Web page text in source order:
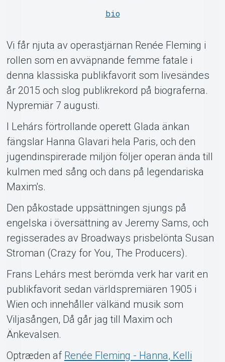
Support
Om Tickster
bio
Vi får njuta av operastjärnan Renée Fleming i
rollen som en avväpnande femme fatale i
denna klassiska publikfavorit som livesändes
år 2015 och slog publikrekord på biograferna.
Nypremiär 7 augusti.
I Lehárs förtrollande operett Glada änkan
fängslar Hanna Glavari hela Paris, och den
jugendinspirerade miljön följer operan ända till
kulmen med sång och dans på legendariska
Maxim's.
Den påkostade uppsättningen sjungs på
engelska i översättning av Jeremy Sams, och
regisserades av Broadways prisbelönta Susan
Stroman (Crazy for You, The Producers).
Frans Lehárs mest berömda verk har varit en
publikfavorit sedan världspremiären 1905 i
Wien och innehåller välkänd musik som
Viljasången, Då går jag till Maxim och
Änkevalsen.
Optræden af Renée Fleming - Hanna, Kelli